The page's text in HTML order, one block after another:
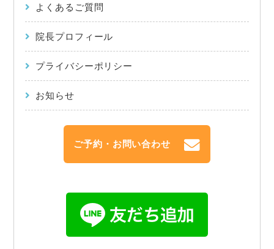
よくあるご質問
院長プロフィール
プライバシーポリシー
お知らせ
ご予約・お問い合わせ